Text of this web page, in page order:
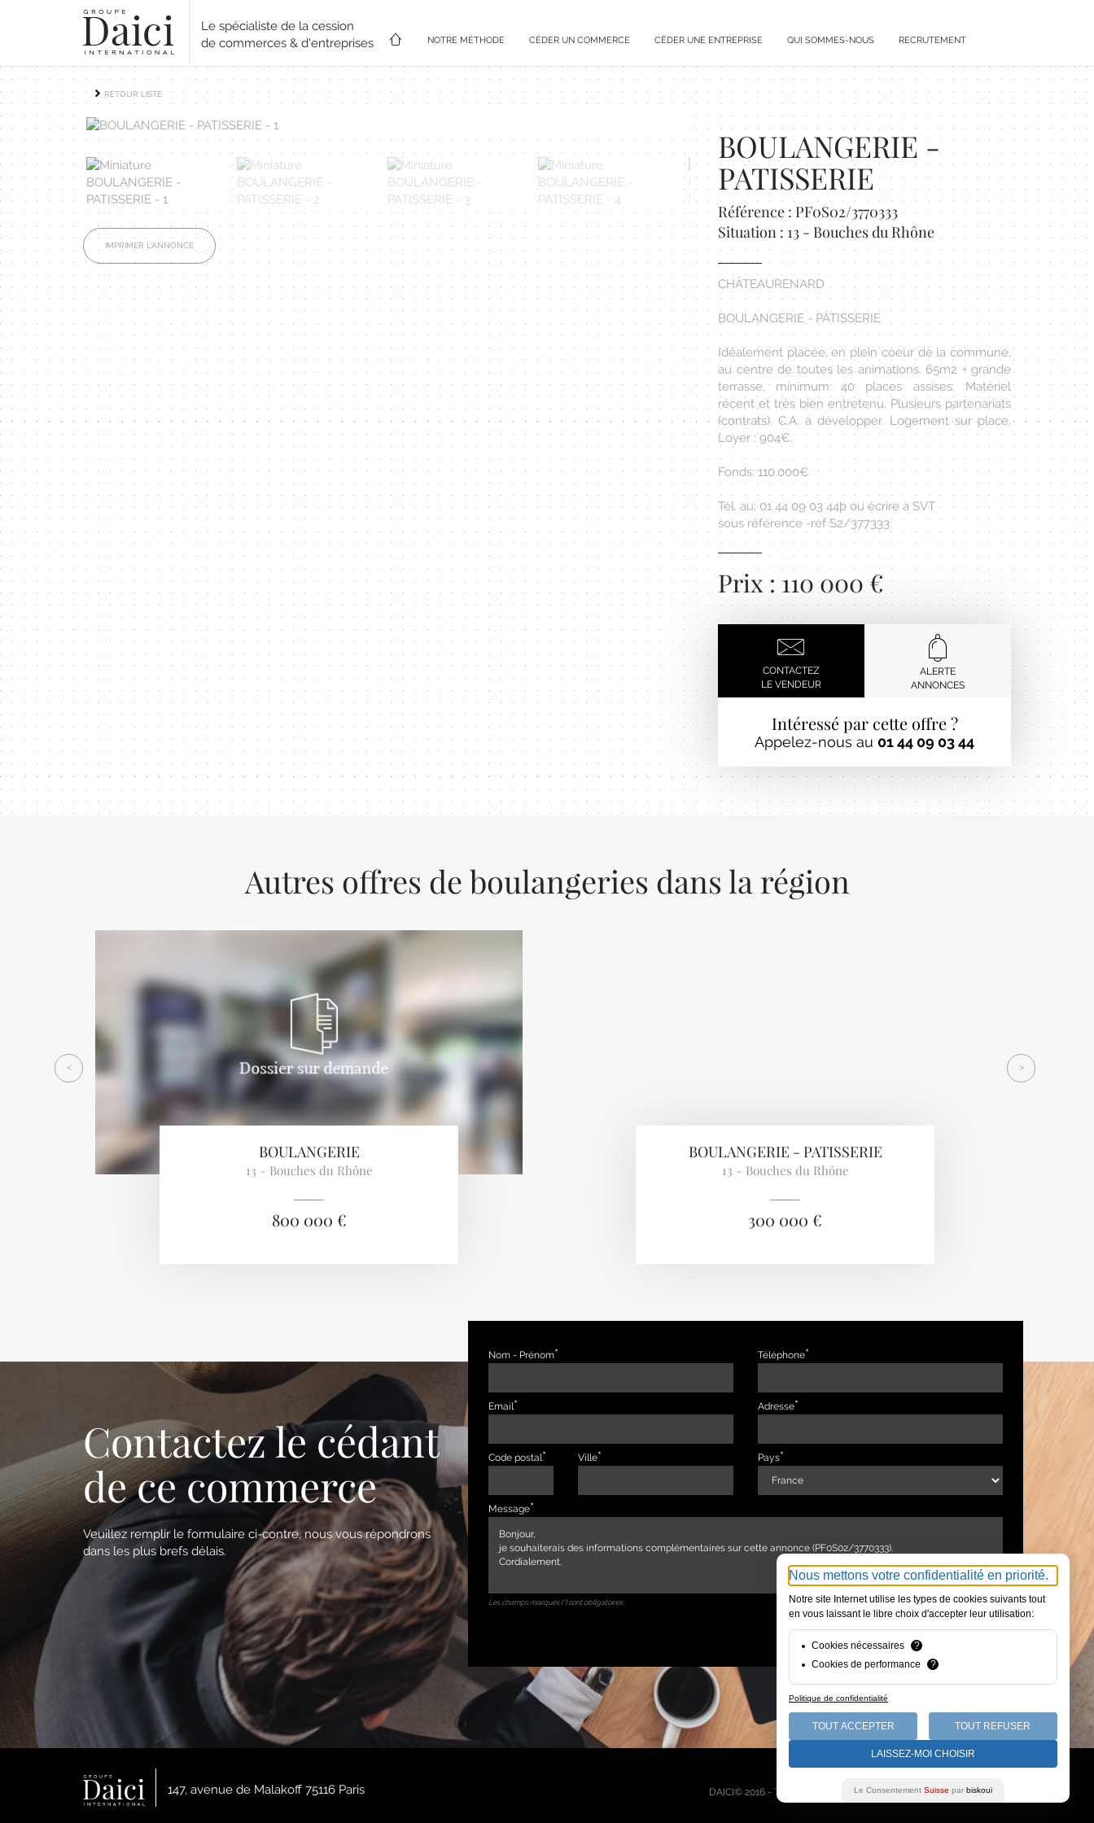
Le spécialiste de la cession
de commerces & d'entreprises
NOTRE MÉTHODE CÉDER UN COMMERCE CÉDER UNE ENTREPRISE QUI SOMMES-NOUS RECRUTEMENT
RETOUR LISTE
IMPRIMER L'ANNONCE
BOULANGERIE -
PATISSERIE
Référence : PF0S02/3770333
Situation : 13 - Bouches du Rhône
CHÂTEAURENARD
BOULANGERIE - PÂTISSERIE
Idéalement placée, en plein coeur de la commune,
au centre de toutes les animations. 65m2 + grande
terrasse, minimum 40 places assises. Matériel
récent et très bien entretenu. Plusieurs partenariats
(contrats). C.A. à développer. Logement sur place.
Loyer : 904€.
Fonds: 110.000€
Tél. au: 01 44 09 03 44þ ou écrire à SVT
sous référence -ref S2/377333
Prix : 110 000 €
CONTACTEZ
LE VENDEUR
ALERTE
ANNONCES
Intéressé par cette offre ?
Appelez-nous au 01 44 09 03 44
Autres offres de boulangeries dans la région
BOULANGERIE
13 - Bouches du Rhône
800 000 €
BOULANGERIE - PATISSERIE
13 - Bouches du Rhône
300 000 €
< >
Contactez le cédant
de ce commerce
Veuillez remplir le formulaire ci-contre, nous vous répondrons
dans les plus brefs délais.
Nom - Prénom Téléphone
Email Adresse
Code postal Ville Pays
Message
Les champs marqués (*) sont obligatoires
147, avenue de Malakoff 75116 Paris DAICI© 2016 - Tous droits réservés -Mentions légales -Plan du site
Nous mettons votre confidentialité en priorité.
Notre site Internet utilise les types de cookies suivants tout
en vous laissant le libre choix d'accepter leur utilisation:
Cookies nécessaires
?
Cookies de performance
?
Politique de confidentialité
TOUT ACCEPTER TOUT REFUSER
LAISSEZ-MOI CHOISIR
Le Consentement Suisse par biskoui